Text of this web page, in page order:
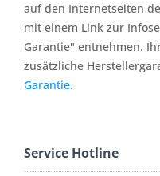
auf den Internetseiten
mit einem Link zur
Garantie" entnehmen.
zusätzliche
Garantie.
Service Hotline